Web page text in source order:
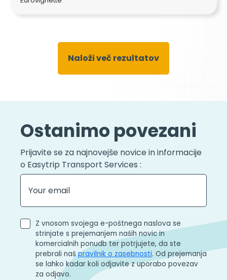
Naloži več rezultatov
Ostanimo povezani
Prijavite se za najnovejše novice in informacije
o Easytrip Transport Services :
Z vnosom svojega e-poštnega naslova se
strinjate s prejemanjem naših novic in
komercialnih ponudb ter potrjujete, da ste
prebrali našpravilnik o zasebnosti. Od prejemanja
se lahko kadar koli odjavite z uporabo povezav
za odjavo.